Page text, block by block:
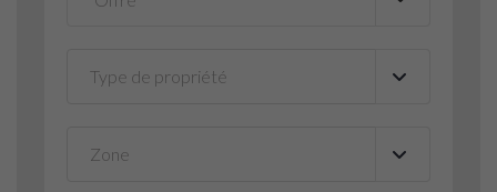
Type de propriété ▼
Zone ▼